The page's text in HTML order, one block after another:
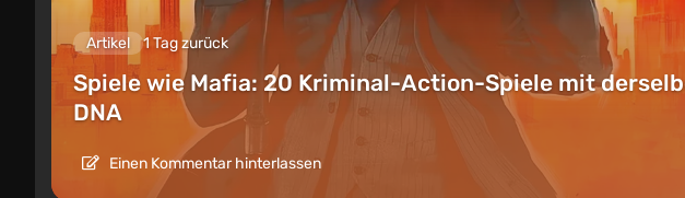
Artikel 1 Tag zurück
Spiele wie Mafia: 20 Kriminal-Action-Spiele mit
DNA
Einen Kommentar hinterlassen